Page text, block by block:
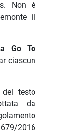
Non è
il
Go To
ciascun
testo
da